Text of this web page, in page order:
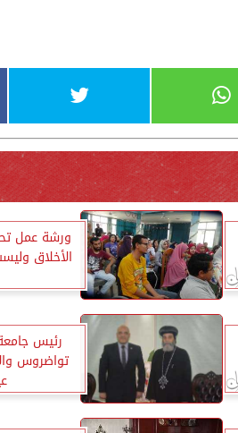
ورشة عمل
الأخلاق
رئيس
تواضروس